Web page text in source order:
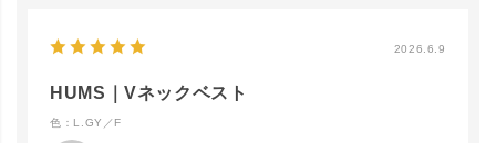
2026.6.9
HUMS｜Vネックベスト
色：L.GY／F